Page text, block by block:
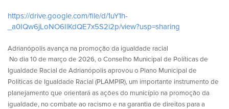
https://drive.google.com/file/d/1uY1h-
_a0IQw6jLoNO6IlKdQE7x5S2i2p/view?usp=sharing
Adrianópolis avança na promoção da igualdade racial
No dia 10 de março de 2026, o Conselho Municipal de Políticas de
Igualdade Racial de Adrianópolis aprovou o Plano Municipal de
Políticas de Igualdade Racial (PLAMPIR), um importante instrumento de
planejamento que orientará as ações do município na promoção da
igualdade, no combate ao racismo e na garantia de direitos para a